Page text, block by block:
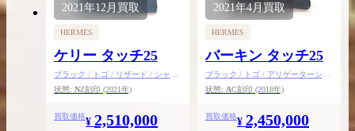
2021年12月 買取
HERMES
ケリー タッチ25
ブラック / トゴ / リザード / シャン
パンゴールド金具
状態: NZ刻印 (2021年)
買取価格¥ 2,510,000
2021年4月買取
HERMES
バーキン タッチ25
ブラック / トゴ / アリゲーターシャ
イン / ゴールド金具
状態: AC刻印 (2018年)
買取価格¥ 2,450,000